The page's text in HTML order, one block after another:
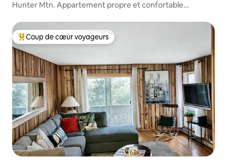
Hunter Mtn. Appartement propre et confortable
Coups de cœur voyageurs les plus appréciés
Coup de cœur voyageurs